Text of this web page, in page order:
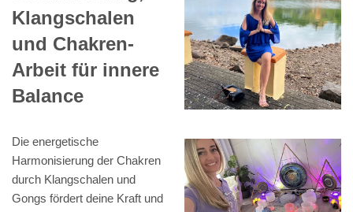
Klangschalen
und Chakren-
Arbeit für innere
Balance
Die energetische
Harmonisierung der Chakren
durch Klangschalen und
Gongs fördert deine Kraft und